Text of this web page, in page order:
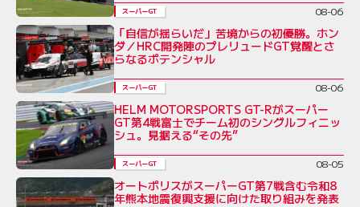
スーパーGT 08-06
「自信が揺らいだ」苦境からの初優勝。ホン
ダ／HRC開発陣のプレリュードGT覚醒とさ
らなるポテンシャル
スーパーGT 08-06
HELM MOTORSPORTS GT-Rがスーパー
GT第4戦富士でチーム初のシングルフィニッ
シュ。見据える“その先”
スーパーGT 08-05
オートポリスがスーパーGT第7戦含む令和8
年熊本地震復興支援に向けた取り組みを発表